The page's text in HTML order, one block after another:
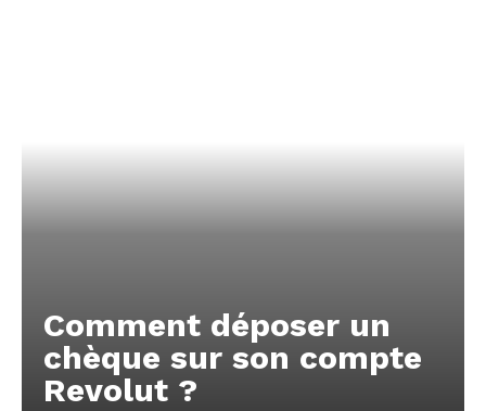
Comment déposer un
chèque sur son compte
Revolut ?